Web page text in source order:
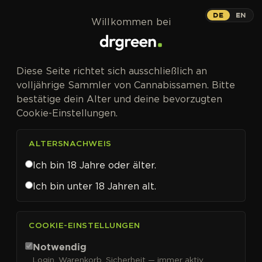
Royal Runtz
27 % THC-Potential – Gelato trifft
The Original Z.
Royal Runtz Cannabissamen
von Royal Queen Seeds
27 % – das Ergebnis einer Kreuzung aus
DE EN
Willkommen bei
Diese Seite richtet sich ausschließlich an
volljährige Sammler von Cannabissamen. Bitte
bestätige dein Alter und deine bevorzugten
Cookie-Einstellungen.
ALTERSNACHWEIS
Ich bin 18 Jahre oder älter.
Ich bin unter 18 Jahren alt.
COOKIE-EINSTELLUNGEN
Notwendig
Login, Warenkorb, Sicherheit — immer aktiv.